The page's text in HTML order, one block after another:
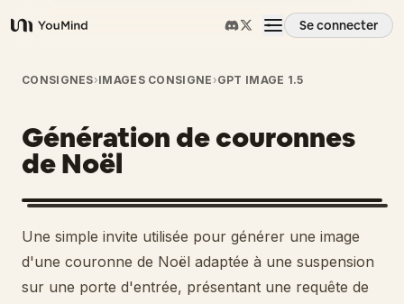
YouMind
Se connecter
Aperçu
Cas d'usage
Compétences
Invites
CONSIGNES›IMAGES CONSIGNE ›GPT IMAGE 1.5
Génération de couronnes
de Noël
Une simple invite utilisée pour générer une image
d'une couronne de Noël adaptée à une suspension
sur une porte d'entrée, présentant une requête de